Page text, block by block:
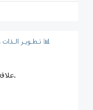
💡تـطـويـر الـذات والـمـهـارات الـسـلـوكـيـة 📊
📌علاقة سحر الهواتف بالجوالات والإنترنت.